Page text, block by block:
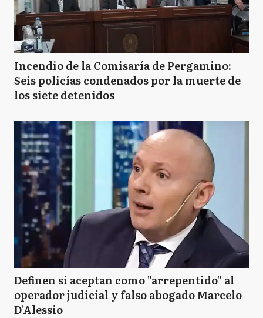
Incendio de la Comisaría de Pergamino:
Seis policías condenados por la muerte de
los siete detenidos
Definen si aceptan como "arrepentido" al
operador judicial y falso abogado Marcelo
D'Alessio